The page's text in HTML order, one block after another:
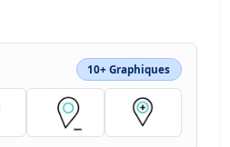
10+ Graphiques